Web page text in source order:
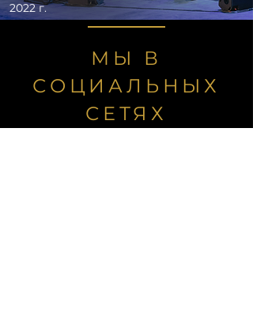
2022 г.
МЫ В
СОЦИАЛЬНЫХ
СЕТЯХ